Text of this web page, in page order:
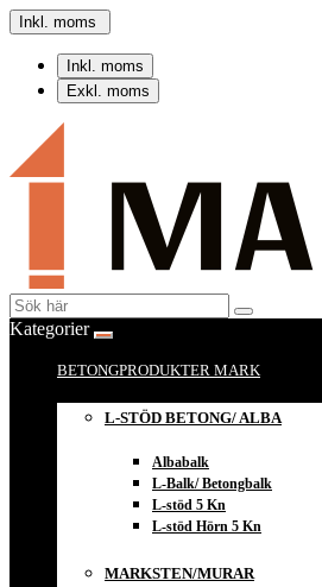
Inkl. moms
Inkl. moms
Exkl. moms
Kategorier
BETONGPRODUKTER MARK
L-STÖD BETONG/ ALBA
Albabalk
L-Balk/ Betongbalk
L-stöd 5 Kn
L-stöd Hörn 5 Kn
MARKSTEN/MURAR